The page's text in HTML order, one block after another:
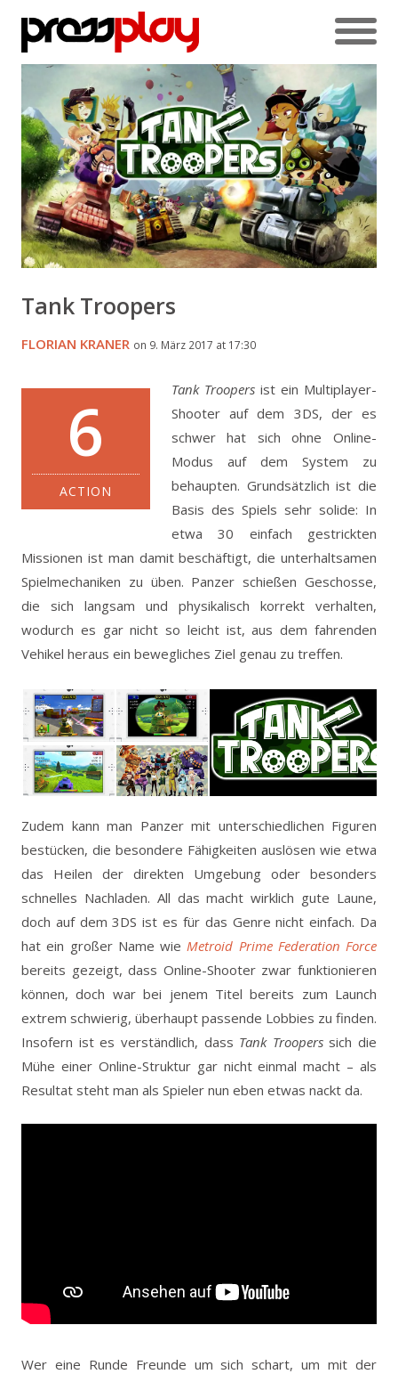
Tank Troopers
FLORIAN KRANER on 9. März 2017 at 17:30
6
ACTION
Tank Troopers ist ein Multiplayer-
Shooter auf dem 3DS, der es
schwer hat sich ohne Online-
Modus auf dem System zu
behaupten. Grundsätzlich ist die
Basis des Spiels sehr solide: In
etwa 30 einfach gestrickten
Missionen ist man damit beschäftigt, die unterhaltsamen
Spielmechaniken zu üben. Panzer schießen Geschosse,
die sich langsam und physikalisch korrekt verhalten,
wodurch es gar nicht so leicht ist, aus dem fahrenden
Vehikel heraus ein bewegliches Ziel genau zu treffen.
Zudem kann man Panzer mit unterschiedlichen Figuren
bestücken, die besondere Fähigkeiten auslösen wie etwa
das Heilen der direkten Umgebung oder besonders
schnelles Nachladen. All das macht wirklich gute Laune,
doch auf dem 3DS ist es für das Genre nicht einfach. Da
hat ein großer Name wie Metroid Prime Federation Force
bereits gezeigt, dass Online-Shooter zwar funktionieren
können, doch war bei jenem Titel bereits zum Launch
extrem schwierig, überhaupt passende Lobbies zu finden.
Insofern ist es verständlich, dass Tank Trooperssich die
Mühe einer Online-Struktur gar nicht einmal macht – als
Resultat steht man als Spieler nun eben etwas nackt da.
Wer eine Runde Freunde um sich schart, um mit der